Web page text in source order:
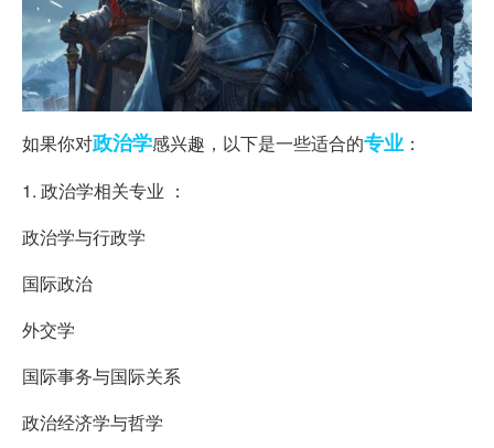
如果你对政治学感兴趣，以下是一些适合的专业 ：
1. 政治学相关专业 ：
政治学与行政学
国际政治
外交学
国际事务与国际关系
政治经济学与哲学